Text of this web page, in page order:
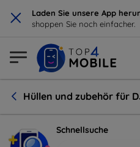
× Laden Sie unsere App
shoppen Sie noch einfacher.
Hüllen und zubehör für
Schnellsuche